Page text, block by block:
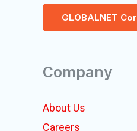
GLOBALNET
Company
About Us
Careers